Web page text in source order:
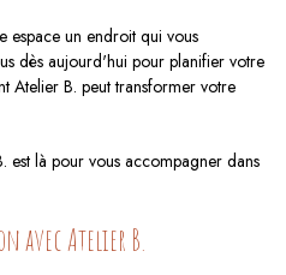
espace un endroit qui vous
dès aujourd'hui pour planifier votre
Atelier B. peut transformer votre
est là pour vous accompagner dans
avec Atelier B.